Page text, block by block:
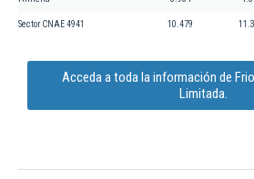
Sector CNAE 4941 10.479
Acceda a toda la información de
Limitada.